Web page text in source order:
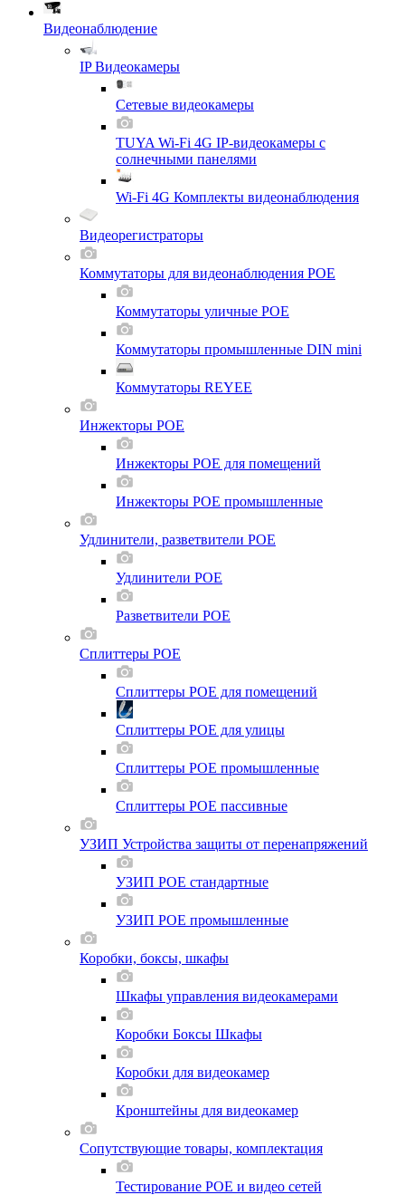
Видеонаблюдение
IP Видеокамеры
Сетевые видеокамеры
TUYA Wi-Fi 4G IP-видеокамеры с
солнечными панелями
Wi-Fi 4G Комплекты видеонаблюдения
Видеорегистраторы
Коммутаторы для видеонаблюдения POE
Коммутаторы уличные POE
Коммутаторы промышленные DIN mini
Коммутаторы REYEE
Инжекторы POE
Инжекторы POE для помещений
Инжекторы POE промышленные
Удлинители, разветвители POE
Удлинители POE
Разветвители POE
Сплиттеры POE
Сплиттеры POE для помещений
Сплиттеры POE для улицы
Сплиттеры POE промышленные
Сплиттеры POE пассивные
УЗИП Устройства защиты от перенапряжений
УЗИП POE стандартные
УЗИП POE промышленные
Коробки, боксы, шкафы
Шкафы управления видеокамерами
Коробки Боксы Шкафы
Коробки для видеокамер
Кронштейны для видеокамер
Сопутствующие товары, комплектация
Тестирование POE и видео сетей